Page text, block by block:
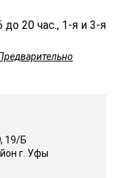
20 час., 1-я и 3-я
19/Б
г. Уфы